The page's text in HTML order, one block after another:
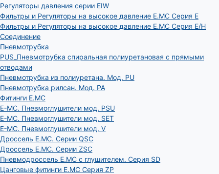
Регуляторы давления серии EIW
Фильтры и Регуляторы на высокое давление E.MC Серия E
Фильтры и Регуляторы на высокое давление E.MC Серия E/H
Соединение
Пневмотрубка
PUS_Пневмотрубка спиральная полиуретановая с прямыми
отводами
Пневмотрубка из полиуретана. Мод. РU
Пневмотрубка рилсан. Мод. PA
Фитинги E.MC
E-MC. Пневмоглушители мод. PSU
E-MC. Пневмоглушители мод. SET
E-MC. Пневмоглушители мод. V
Дроссель E.MC. Серии QSC
Дроссель E.MC. Серии ZSC
Пневмодроссель E.MC с глушителем. Серия SD
Цанговые фитинги E.MC Серия ZP